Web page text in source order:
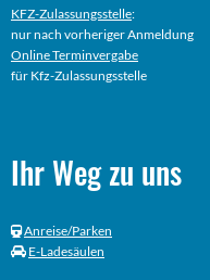
KFZ-Zulassungsstelle:
nur nach vorheriger Anmeldung
OnlineTerminvergabe
für Kfz-Zulassungsstelle
Ihr Weg zu uns
Anreise/Parken
E-Ladesäulen